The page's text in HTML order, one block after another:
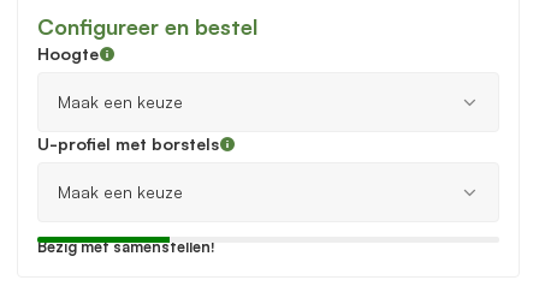
Configureer en bestel
Hoogte
U-profiel met borstels
Bezig met samenstellen!